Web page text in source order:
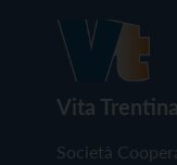
Vita
Società